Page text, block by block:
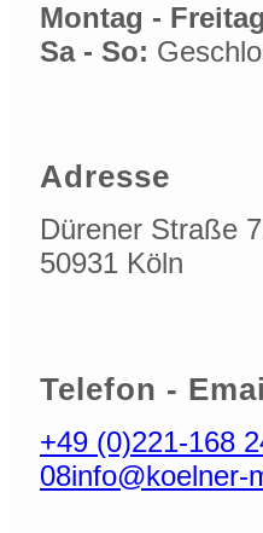
Montag -
Sa - So:
Adresse
Dürener Straße
50931 Köln
Telefon -
+49 (0)221-168
08info@koelner-